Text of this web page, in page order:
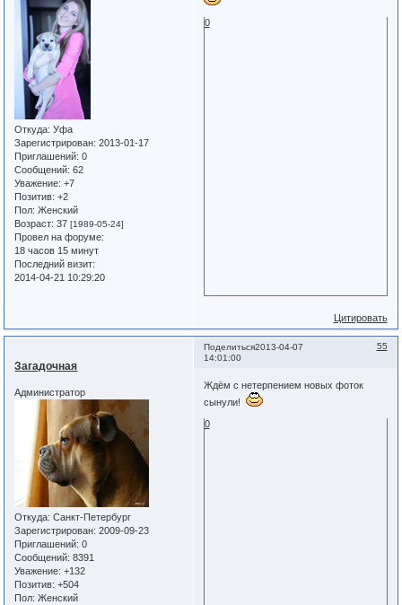
Откуда: Уфа
Зарегистрирован: 2013-01-17
Приглашений: 0
Сообщений: 62
Уважение: +7
Позитив: +2
Пол: Женский
Возраст: 37[1989-05-24]
Провел на форуме:
18 часов 15 минут
Последний визит:
2014-04-21 10:29:20
0
Цитировать
Поделиться 55
2013-04-07
14:01:00
Загадочная
Администратор
Откуда: Санкт-Петербург
Зарегистрирован: 2009-09-23
Приглашений: 0
Сообщений: 8391
Уважение: +132
Позитив: +504
Пол: Женский
Ждём с нетерпением новых фоток
сынули!
0